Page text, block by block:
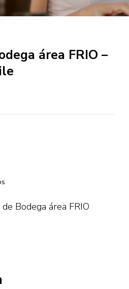
área FRIO –
Bodega área FRIO